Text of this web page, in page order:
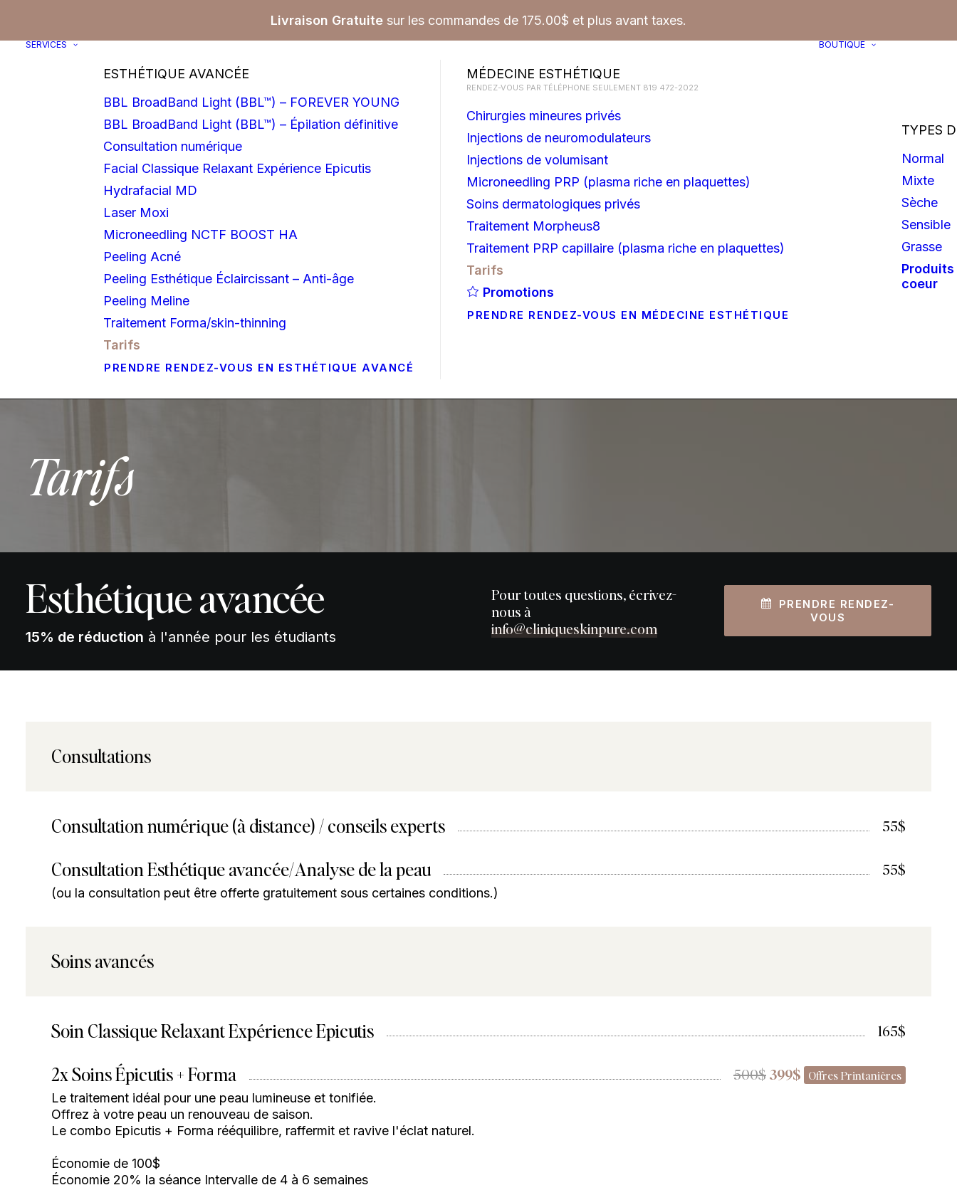
Livraison Gratuite sur les commandes de 175.00$ et plus avant taxes.
SERVICES
ESTHÉTIQUE AVANCÉE
BBL BroadBand Light (BBL™) – FOREVER YOUNG
BBL BroadBand Light (BBL™) – Épilation définitive
Consultation numérique
Facial Classique Relaxant Expérience Epicutis
Hydrafacial MD
Laser Moxi
Microneedling NCTF BOOST HA
Peeling Acné
Peeling Esthétique Éclaircissant – Anti-âge
Peeling Meline
Traitement Forma/skin-thinning
Tarifs
PRENDRE RENDEZ-VOUS EN ESTHÉTIQUE AVANCÉ
MÉDECINE ESTHÉTIQUE
RENDEZ-VOUS PAR TÉLÉPHONE SEULEMENT 819 472-2022
Chirurgies mineures privés
Injections de neuromodulateurs
Injections de volumisant
Microneedling PRP (plasma riche en plaquettes)
Soins dermatologiques privés
Traitement Morpheus8
Traitement PRP capillaire (plasma riche en plaquettes)
Tarifs
Promotions
PRENDRE RENDEZ-VOUS EN MÉDECINE ESTHÉTIQUE
BOUTIQUE
TYPES
Normal
Mixte
Sèche
Sensible
Grasse
coeur
Tarifs
Esthétique avancée
15% de réduction à l'année pour les étudiants
Pour toutes questions, écrivez-
nous à
info@cliniqueskinpure.com
PRENDRE RENDEZ-
VOUS
Consultations
Consultation numérique (à distance) / conseils experts 55$
Consultation Esthétique avancée/Analyse de la peau 55$
(ou la consultation peut être offerte gratuitement sous certaines conditions.)
Soins avancés
Soin Classique Relaxant Expérience Epicutis 165$
2x Soins Épicutis + Forma 500$399$ Offres Printanières
Le traitement idéal pour une peau lumineuse et tonifiée.
Offrez à votre peau un renouveau de saison.
Le combo Epicutis + Forma rééquilibre, raffermit et ravive l'éclat naturel.
Économie de 100$
Économie 20% la séance Intervalle de 4 à 6 semaines